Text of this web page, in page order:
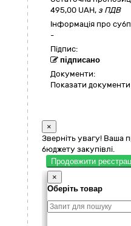
495,00 UAH, з ПДВ
Інформація про
-
Підпис:
підписано
Документи:
Показати
×
Зверніть увагу! Ваша
бюджету закупівлі.
Продовжити
×
Оберіть товар